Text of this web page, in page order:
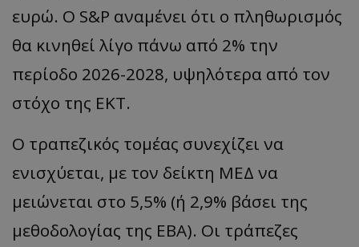
ευρώ. Ο S&P αναμένει ότι ο πληθωρισμός
θα κινηθεί λίγο πάνω από 2% την
περίοδο 2026-2028, υψηλότερα από τον
στόχο της ΕΚΤ.
Ο τραπεζικός τομέας συνεχίζει να
ενισχύεται, με τον δείκτη ΜΕΔ να
μειώνεται στο 5,5% (ή 2,9% βάσει της
μεθοδολογίας της EBA). Οι τράπεζες
VISITOR_PRIVACY_METADATA
.youtube.com